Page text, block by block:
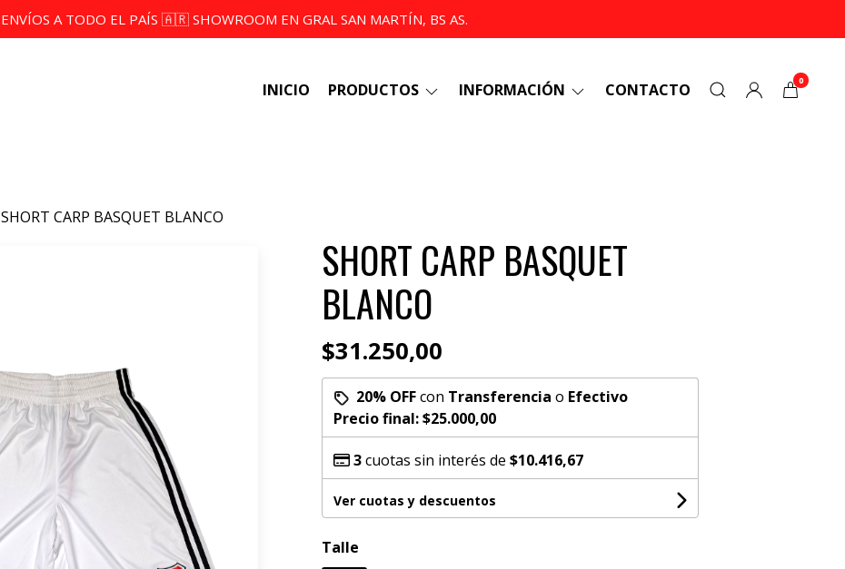
ENVÍOS A TODO EL PAÍS 🇦🇷 SHOWROOM EN GRAL SAN MARTÍN, BS AS.
INICIO PRODUCTOS INFORMACIÓN CONTACTO 0
SHORT CARP BASQUET BLANCO
SHORT CARP BASQUET
BLANCO
$31.250,00
20% OFFcon Transferencia o Efectivo
Precio final:$25.000,00
3cuotas sin interés de $10.416,67
Ver cuotas y descuentos
Talle